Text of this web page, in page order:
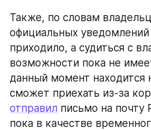
Также, по словам
официальных
приходило, а судиться с
возможности пока не
данный момент находится
отправил письмо на почту
пока в качестве